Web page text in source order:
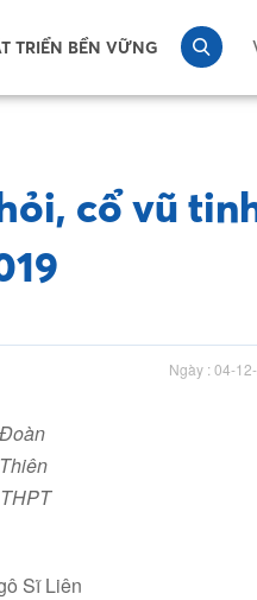
TRIỂN BỀN VỮNG
cổ vũ
Ngày : 04-
Sĩ Liên